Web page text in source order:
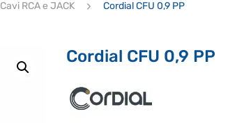
Cavi RCA e JACK Cordial CFU 0,9 PP
Cordial CFU 0,9 PP